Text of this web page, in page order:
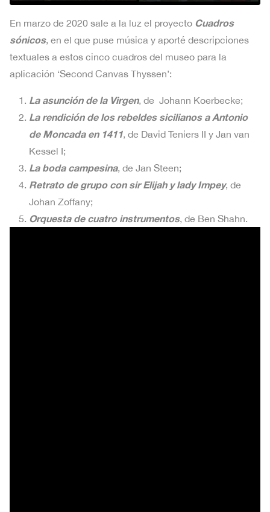
En marzo de 2020 sale a la luz el proyecto Cuadros
sónicos, en el que puse música y aporté descripciones
textuales a estos cinco cuadros del museo para la
aplicación ‘Second Canvas Thyssen’:
La asunción de la Virgen, de Johann Koerbecke;
La rendición de los rebeldes sicilianos a Antonio
de Moncada en 1411, de David Teniers II y Jan van
Kessel I;
La boda campesina, de Jan Steen;
Retrato de grupo con sir Elijah y lady Impey, de
Johan Zoffany;
Orquesta de cuatro instrumentos, de Ben Shahn.